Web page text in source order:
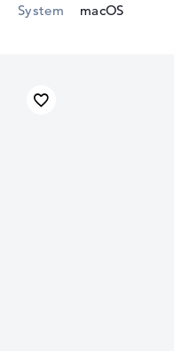
System
macOS